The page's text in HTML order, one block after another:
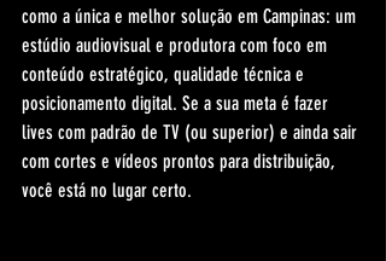
como a única e melhor solução em Campinas: um
estúdio audiovisual e produtora com foco em
conteúdo estratégico, qualidade técnica e
posicionamento digital. Se a sua meta é fazer
lives com padrão de TV (ou superior) e ainda sair
com cortes e vídeos prontos para distribuição,
você está no lugar certo.